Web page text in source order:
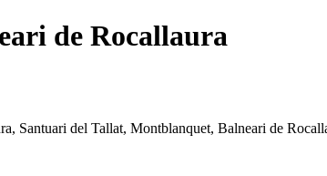
de Rocallaura
Santuari del Tallat, Montblanquet, Balneari de